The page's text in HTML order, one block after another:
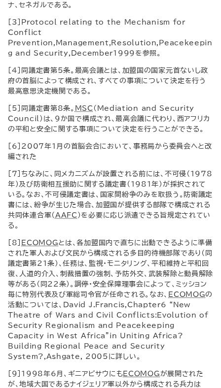
ナ、セネガルである。
[3]
Protocol relating to the Mechanism for
Conflict
Prevention
Management Resolution Peacekeepin
g and Security December1999を参照。
[4]同議定書第5条。最高会議とは、加盟国の国家元首ないし政
府の首脳によって構成され、すべての事項について決定を行う
最高意思決定機関である。
[5]同議定書第8条。 MSC ( Mediation and Security
Council
)は、9か国で構成され、最高会議に代わり、西アフリカ
の平和と安全に関する事項について決定を行うことができる。
[6]2007年1月の首脳会合において、事務局から委員会へと改
編された
[7]ちなみに、同メカニズムが設置される前には、不可侵（1978
年）及び防衛相互援助に関する議定書（1981年）が採択されて
いる。なお、不可侵議定書は、国家間紛争のみを取扱う。防衛議定
書には、紛争が生じた場合、加盟国が提供する部隊で構成される
共同体連合軍（ AAFC ）を必要に応じ派遣できる旨規定されてい
る。
[8] ECOMOGとは、各加盟国内で直ちに出動できるように準備
された軍人および文民から構成される多目的待機部隊であり（同
議定書第21条）、任務は、監視・モニタリング、平和維持と平和回
復、人道的介入、制裁措置の強制、予防外交、武装解除と動員解除
等がある（同22条）。調停・安全保障理事会によって、ミッション
毎に特別代表及び軍総司令官が任命される。なお、 ECOMOGの
活動については、 David J Francis Chapter6 “ New
Theatre of Wars and Civil Conflicts: Evolution of
Security Regionalism and Peacekeeping
Capacity in West Africa ” in Uniting Africa ?
Building Regional Peace and Security
System?, Ashgate , 2005に詳しい。
[9]1998年6月、ギニアビサウにも ECOMOGが展開された
が、地域大国であるナイジェリア軍以外から構成される兵力は